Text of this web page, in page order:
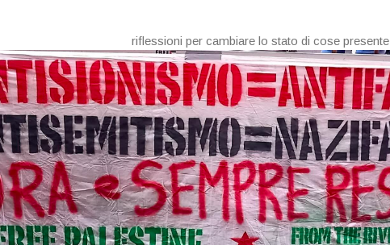
riflessioni per cambiare lo stato di cose presente